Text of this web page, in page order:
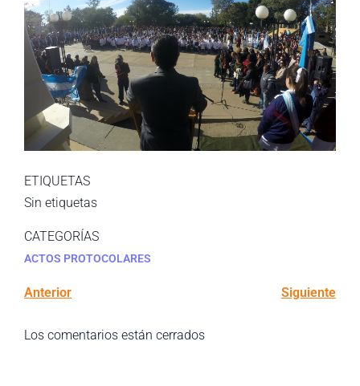
ETIQUETAS
Sin etiquetas
CATEGORÍAS
ACTOS PROTOCOLARES
Anterior Siguiente
Los comentarios están cerrados